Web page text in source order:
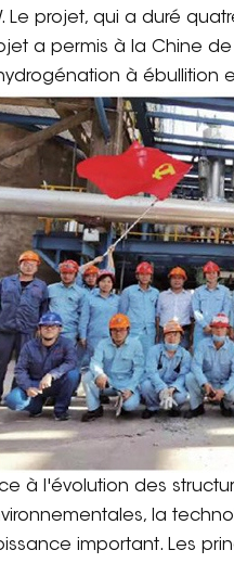
Le projet, qui a duré
a permis à la Chine
à ébullition
à l'évolution des
la
important. Les